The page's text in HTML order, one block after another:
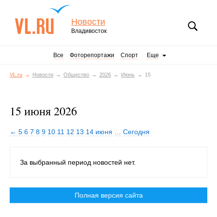
Новости
Владивосток
Все Фоторепортажи Спорт Еще
VL.ru Новости Общество 2026 Июнь 15
15 июня 2026
← 5 6 7 8 9 10 11 12 13 14 июня Сегодня
За выбранный период новостей нет.
Полная версия сайта